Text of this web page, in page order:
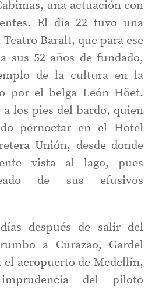
una actuación con
El día 22 tuvo una
Baralt, que para ese
sus 52 años de fundado,
de la cultura en la
por el belga León Höet.
los pies del bardo, quien
pernoctar en el Hotel
Unión, desde donde
vista al lago, pues
de sus efusivos
después de salir del
a Curazao, Gardel
aeropuerto de Medellín,
del piloto